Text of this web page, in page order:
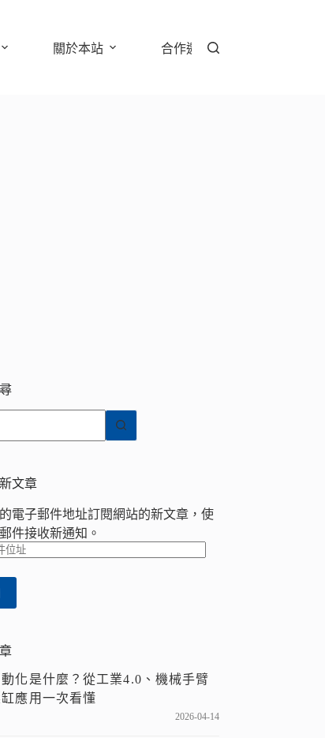
關於本站 合作邀約
文章
電子郵件地址訂閱網站的新文章，使
件接收新通知。
化是什麼？從工業4.0、機械手臂
應用一次看懂
2026-04-14